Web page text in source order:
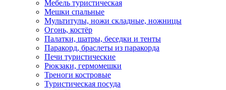
Мебель туристическая
Мешки спальные
Мультитулы, ножи складные, ножницы
Огонь, костёр
Палатки, шатры, беседки и тенты
Паракорд, браслеты из паракорда
Печи туристические
Рюкзаки, гермомешки
Треноги костровые
Туристическая посуда